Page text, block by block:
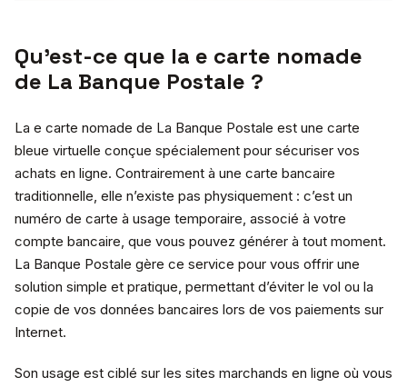
Qu’est-ce que la e carte nomade
de La Banque Postale ?
La e carte nomade de La Banque Postale est une carte
bleue virtuelle conçue spécialement pour sécuriser vos
achats en ligne. Contrairement à une carte bancaire
traditionnelle, elle n’existe pas physiquement : c’est un
numéro de carte à usage temporaire, associé à votre
compte bancaire, que vous pouvez générer à tout moment.
La Banque Postale gère ce service pour vous offrir une
solution simple et pratique, permettant d’éviter le vol ou la
copie de vos données bancaires lors de vos paiements sur
Internet.
Son usage est ciblé sur les sites marchands en ligne où vous